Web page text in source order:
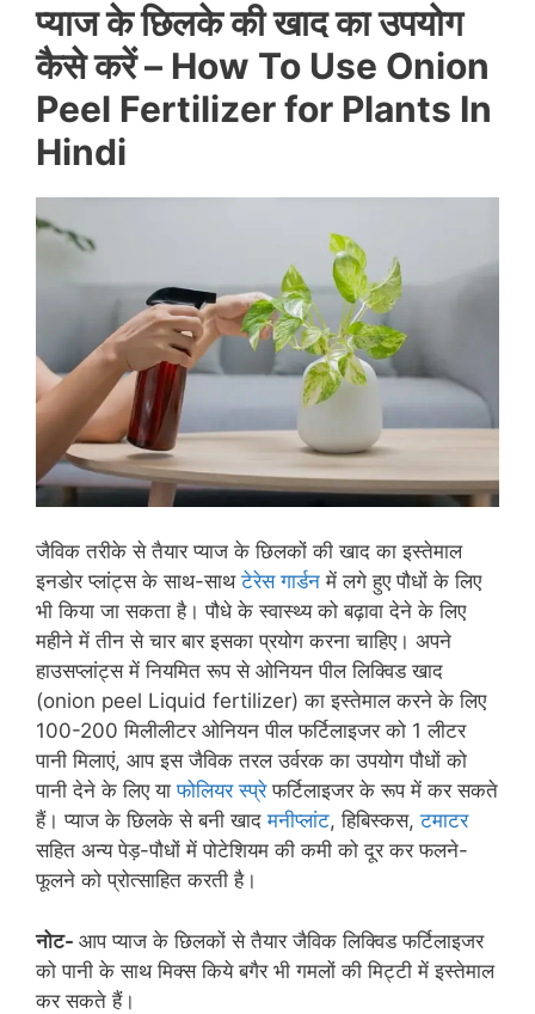
प्याज के छिलके की खाद का उपयोग
कैसे करें – How To Use Onion
Peel Fertilizerfor Plants In
Hindi
जैविक तरीके से तैयार प्याज के छिलकों की खाद का इस्तेमाल
इनडोर प्लांट्स के साथ-साथटेरेस गार्डन में लगे हुए पौधों के लिए
भी किया जा सकता है। पौधे के स्वास्थ्य को बढ़ावा देने के लिए
महीने में तीन से चार बार इसका प्रयोग करना चाहिए। अपने
हाउसप्लांट्स में नियमित रूप से ओनियन पील लिक्विड खाद
(onion peel Liquid fertilizer) का इस्तेमाल करने के लिए
100-200 मिलीलीटर ओनियन पील फर्टिलाइजर को 1 लीटर
पानी मिलाएं, आप इस जैविक तरल उर्वरक का उपयोग पौधों को
पानी देने के लिए याफोलियर स्प्रेफर्टिलाइजर के रूप में कर सकते
हैं। प्याज के छिलके से बनी खादमनीप्लांट, हिबिस्कस,टमाटर
सहित अन्य पेड़-पौधों में पोटेशियम की कमी को दूर कर फलने-
फूलने को प्रोत्साहित करती है।
नोट- आप प्याज के छिलकों से तैयार जैविक लिक्विड फर्टिलाइजर
को पानी के साथ मिक्स किये बगैर भी गमलों की मिट्टी में इस्तेमाल
कर सकते हैं।